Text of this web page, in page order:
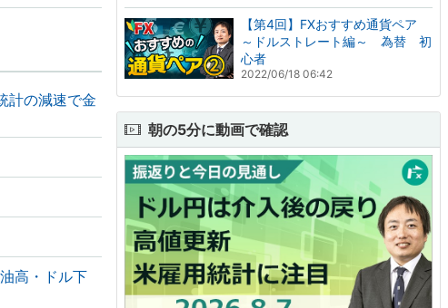
計の減速で金
高・ドル下
【第4回】FXおすすめ通貨ペア
～ドルストレート編～ 為替 初
心者
2022/06/18 06:42
朝の5分に動画で確認